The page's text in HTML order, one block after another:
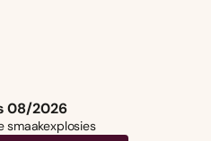
08/2026
smaakexplosies